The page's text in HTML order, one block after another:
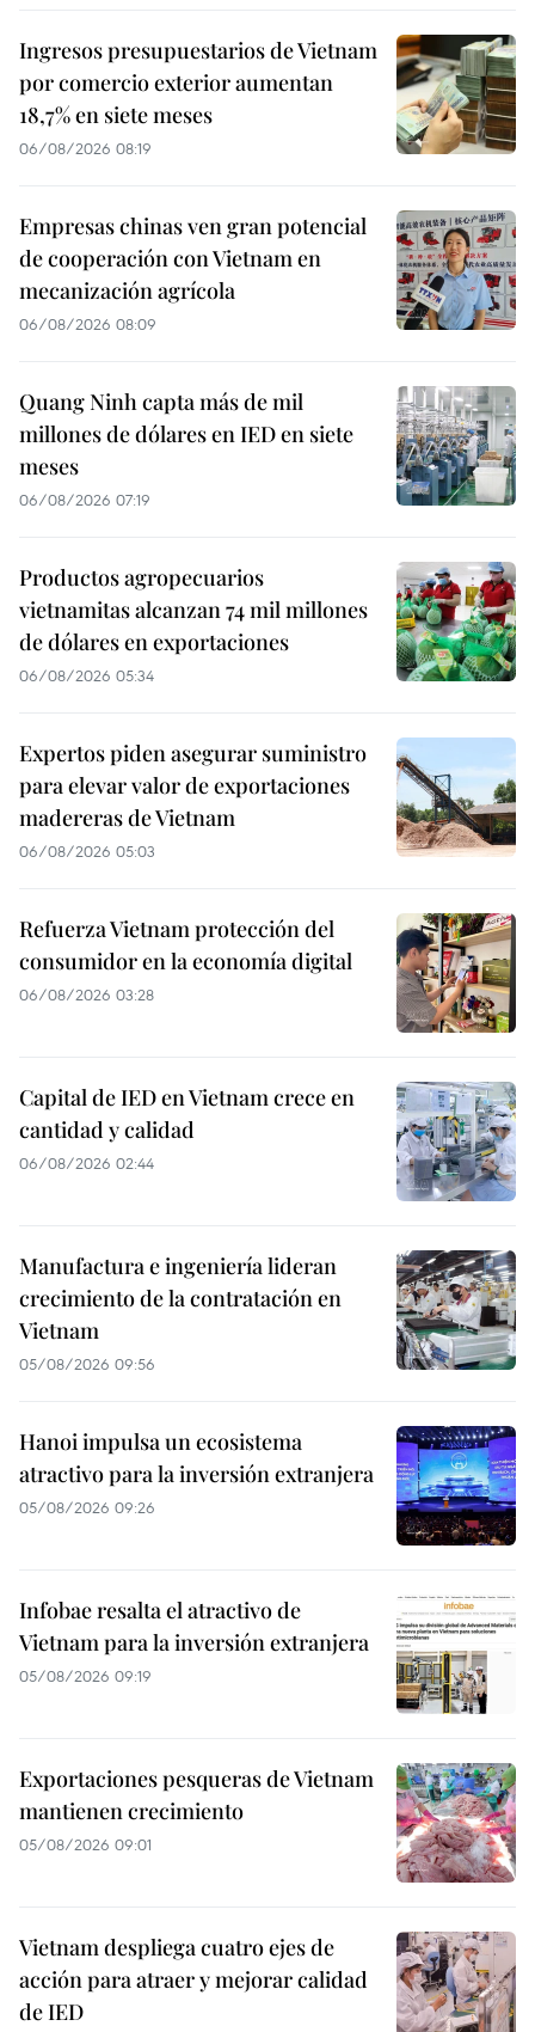
Ingresos presupuestarios de Vietnam
por comercio exterior aumentan
18,7% en siete meses
06/08/2026 08:19
Empresas chinas ven gran potencial
de cooperación con Vietnam en
mecanización agrícola
06/08/2026 08:09
Quang Ninh capta más de mil
millones de dólares en IED en siete
meses
06/08/2026 07:19
Productos agropecuarios
vietnamitas alcanzan 74 mil millones
de dólares en exportaciones
06/08/2026 05:34
Expertos piden asegurar suministro
para elevar valor de exportaciones
madereras de Vietnam
06/08/2026 05:03
Refuerza Vietnam protección del
consumidor en la economía digital
06/08/2026 03:28
Capital de IED en Vietnam crece en
cantidad y calidad
06/08/2026 02:44
Manufactura e ingeniería lideran
crecimiento de la contratación en
Vietnam
05/08/2026 09:56
Hanoi impulsa un ecosistema
atractivo para la inversión extranjera
05/08/2026 09:26
Infobae resalta el atractivo de
Vietnam para la inversión extranjera
05/08/2026 09:19
Exportaciones pesqueras de Vietnam
mantienen crecimiento
05/08/2026 09:01
Vietnam despliega cuatro ejes de
acción para atraer y mejorar calidad
de IED